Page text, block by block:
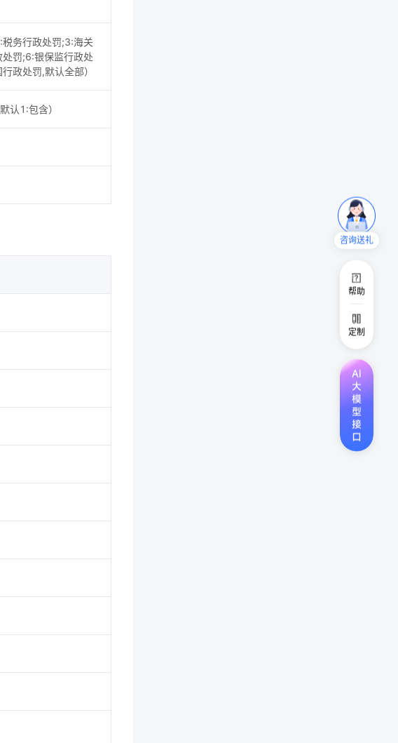
咨询送礼
帮助
定制
务行政处罚;3:海关
罚;6:银保监行政处
政处罚,默认全部）
认1:包含）